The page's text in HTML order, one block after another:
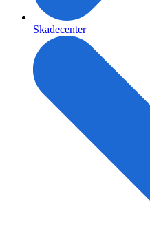
Skadecenter